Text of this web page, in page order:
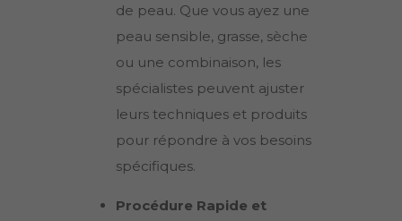
de peau. Que vous ayez une
peau sensible, grasse, sèche
ou une combinaison, les
spécialistes peuvent ajuster
leurs techniques et produits
pour répondre à vos besoins
spécifiques.
Procédure Rapide et